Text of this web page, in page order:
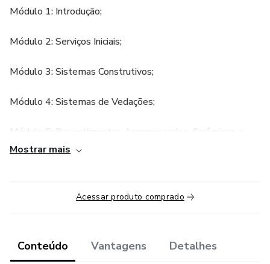
Módulo 1: Introdução;
Módulo 2: Serviços Iniciais;
Módulo 3: Sistemas Construtivos;
Módulo 4: Sistemas de Vedações;
Módulo 5: Revestimentos Argamassados, Cerâmicos e
Pintura;
Módulo 6: Sistemas de Esquadrias;
Módulo 8: Instalações Prediais;
Mostrar mais
Acessar produto comprado
Conteúdo Vantagens Detalhes